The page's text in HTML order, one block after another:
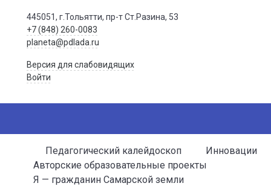
445051, г.Тольятти, пр-т Ст.Разина, 53
+7 (848) 260-0083
planeta@pdlada.ru
Версия для слабовидящих
Войти
Педагогический калейдоскоп
Инновации
Авторские образовательные проекты
Я — гражданин Самарской земли